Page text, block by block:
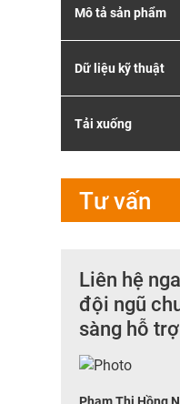
Mô tả sản phẩm
Dữ liệu kỹ thuật
Tải xuống
Tư vấn
Liên hệ
đội ngũ
sàng hỗ